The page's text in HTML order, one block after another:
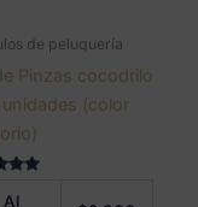
de peluquería
Pinzas cocodrilo
(color
Al